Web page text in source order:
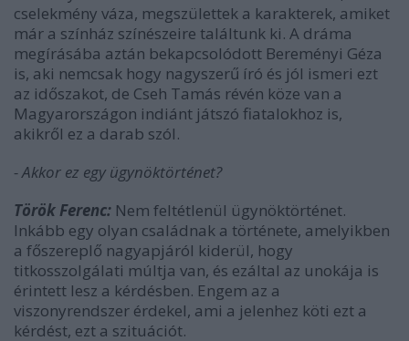
cselekmény váza, megszülettek a karakterek, amiket
már a színház színészeire találtunk ki. A dráma
megírásába aztán bekapcsolódott Bereményi Géza
is, aki nemcsak hogy nagyszerű író és jól ismeri ezt
az időszakot, de Cseh Tamás révén köze van a
Magyarországon indiánt játszó fiatalokhoz is,
akikről ez a darab szól.
- Akkor ez egy ügynöktörténet?
Török Ferenc: Nem feltétlenül ügynöktörténet.
Inkább egy olyan családnak a története, amelyikben
a főszereplő nagyapjáról kiderül, hogy
titkosszolgálati múltja van, és ezáltal az unokája is
érintett lesz a kérdésben. Engem az a
viszonyrendszer érdekel, ami a jelenhez köti ezt a
kérdést, ezt a szituációt.